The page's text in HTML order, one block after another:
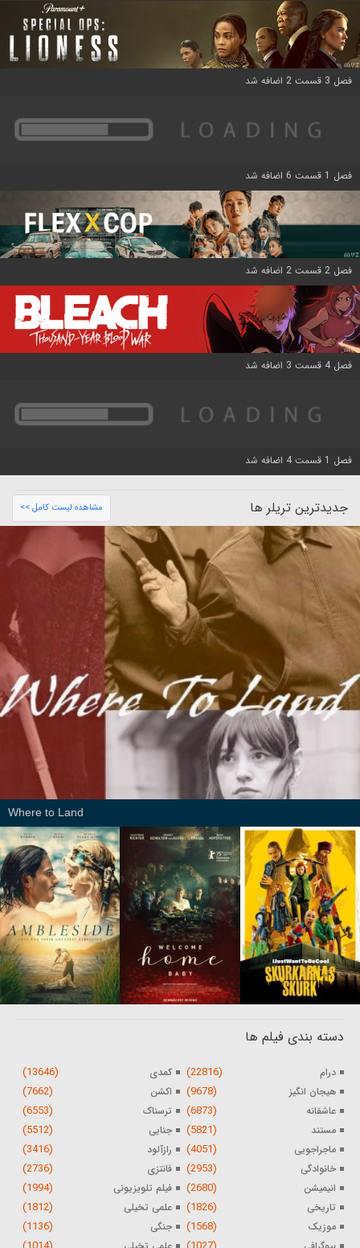
فصل 3 قسمت 2 اضافه شد
فصل 1 قسمت 6 اضافه شد
فصل 2 قسمت 2 اضافه شد
فصل 4 قسمت 3 اضافه شد
فصل 1 قسمت 4 اضافه شد
جدیدترین تریلر ها مشاهده لیست کامل >>
Where to Land
دسته بندی فیلم ها
درام (22816) کمدی (13646)
هیجان انگیز (9678) اکشن (7662)
عاشقانه (6873) ترسناک (6553)
مستند (5821) جنایی (5512)
ماجراجویی (4051) رازآلود (3416)
خانوادگی (2953) فانتزی (2736)
انیمیشن (2680) فیلم تلویزیونی (1994)
تاریخی (1826) علمی تخیلی (1812)
موزیک (1568) جنگی (1136)